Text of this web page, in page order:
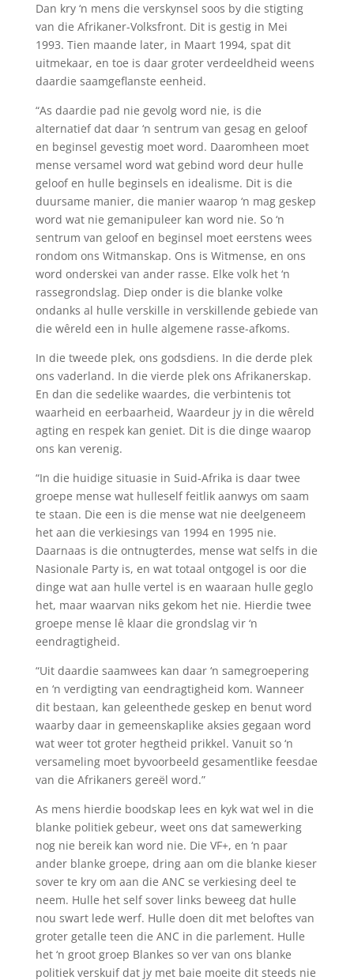
Dan kry ‘n mens die verskynsel soos by die stigting
van die Afrikaner-Volksfront. Dit is gestig in Mei
1993. Tien maande later, in Maart 1994, spat dit
uitmekaar, en toe is daar groter verdeeldheid weens
daardie saamgeflanste eenheid.
“As daardie pad nie gevolg word nie, is die
alternatief dat daar ‘n sentrum van gesag en geloof
en beginsel gevestig moet word. Daaromheen moet
mense versamel word wat gebind word deur hulle
geloof en hulle beginsels en idealisme. Dit is die
duursame manier, die manier waarop ‘n mag geskep
word wat nie gemanipuleer kan word nie. So ‘n
sentrum van geloof en beginsel moet eerstens wees
rondom ons Witmanskap. Ons is Witmense, en ons
word onderskei van ander rasse. Elke volk het ‘n
rassegrondslag. Diep onder is die blanke volke
ondanks al hulle verskille in verskillende gebiede van
die wêreld een in hulle algemene rasse-afkoms.
In die tweede plek, ons godsdiens. In die derde plek
ons vaderland. In die vierde plek ons Afrikanerskap.
En dan die sedelike waardes, die verbintenis tot
waarheid en eerbaarheid, Waardeur jy in die wêreld
agting en respek kan geniet. Dit is die dinge waarop
ons kan verenig.
“In die huidige situasie in Suid-Afrika is daar twee
groepe mense wat hulleself feitlik aanwys om saam
te staan. Die een is die mense wat nie deelgeneem
het aan die verkiesings van 1994 en 1995 nie.
Daarnaas is die ontnugterdes, mense wat selfs in die
Nasionale Party is, en wat totaal ontgogel is oor die
dinge wat aan hulle vertel is en waaraan hulle geglo
het, maar waarvan niks gekom het nie. Hierdie twee
groepe mense lê klaar die grondslag vir ‘n
eendragtigheid.
“Uit daardie saamwees kan daar ‘n samegroepering
en ‘n verdigting van eendragtigheid kom. Wanneer
dit bestaan, kan geleenthede geskep en benut word
waarby daar in gemeenskaplike aksies gegaan word
wat weer tot groter hegtheid prikkel. Vanuit so ‘n
versameling moet byvoorbeeld gesamentlike feesdae
van die Afrikaners gereël word.”
As mens hierdie boodskap lees en kyk wat wel in die
blanke politiek gebeur, weet ons dat samewerking
nog nie bereik kan word nie. Die VF+, en ‘n paar
ander blanke groepe, dring aan om die blanke kieser
sover te kry om aan die ANC se verkiesing deel te
neem. Hulle het self sover links beweeg dat hulle
nou swart lede werf. Hulle doen dit met beloftes van
groter getalle teen die ANC in die parlement. Hulle
het ‘n groot groep Blankes so ver van ons blanke
politiek verskuif dat jy met baie moeite dit steeds nie